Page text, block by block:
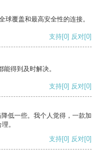
球覆盖和最高安全性的连接。
支持[0] 反对[0]
得到及时解决。
支持[0] 反对[0]
低一些。我个人觉得，一款加
。
支持[0] 反对[0]